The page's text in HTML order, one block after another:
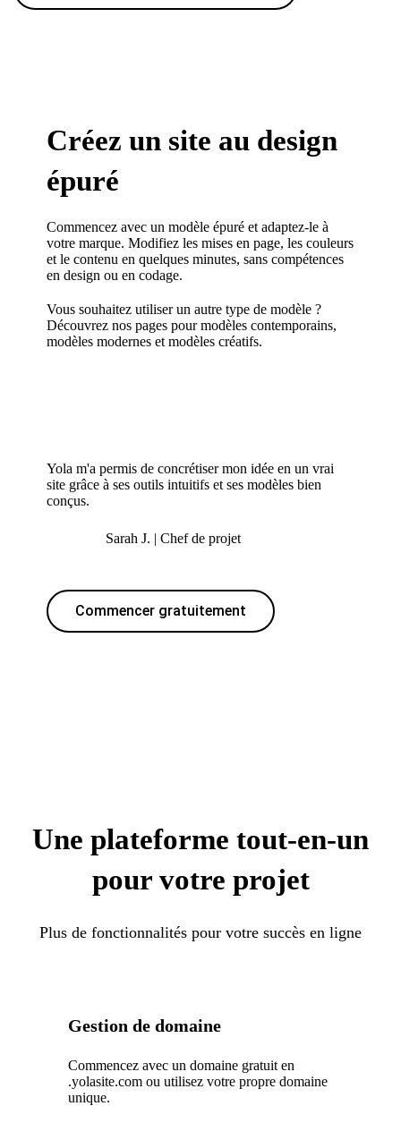
Créez un site au design
épuré
Commencez avec un modèle épuré et adaptez-le à
votre marque. Modifiez les mises en page, les couleurs
et le contenu en quelques minutes, sans compétences
en design ou en codage.
Vous souhaitez utiliser un autre type de modèle ?
Découvrez nos pages pourmodèles contemporains,
modèles modernes etmodèles créatifs.
Yola m'a permis de concrétiser mon idée en un vrai
site grâce à ses outils intuitifs et ses modèles bien
conçus.
Sarah J. | Chef de projet
Commencer gratuitement
Une plateforme tout-en-un
pour votre projet
Plus de fonctionnalités pour votre succès en ligne
Gestion de domaine
Commencez avec un domaine gratuit en
.yolasite.com ou utilisez votre propre domaine
unique.